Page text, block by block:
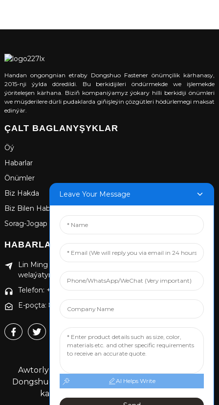
Handan ongongnian etraby Dongshuo Fastener önümçilik kärhanasy,
2015-nji ýylda döredildi. Bu berkidijileri öndürmekde we işlemekde
ýöriteleşen kärhana. Biziň kompaniýamyz ýokary hilli berkidiji önümleri
we müşderilere dürli pudaklarda giňişleýin çözgütleri hödürlemegi maksat
edinýär.
ÇALT BAGLANYŞYKLAR
Öý
Habarlar
Önümler
Biz Hakda
Biz Bilen Habarlaşyň
Sorag-Jogap
HABARLAŞYŇ
Lin Ming Guan Zhen Dong Ming Cang Cun Nan, Hebeý
welaýatynyň Handan ongongian etraby
Telefon: +86 13653201890
E-poçta: 874869587@qq.com
Awtorlyk hukugy © 2024 Handan ongongnian
Dongshuo Rightshli hukuklar goralan.
kartasy,
Leave Your Message
AI Helps Write